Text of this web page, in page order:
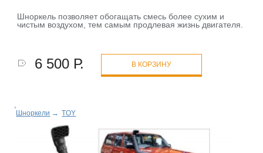
Шноркель позволяет обогащать смесь более сухим и
чистым воздухом, тем самым продлевая жизнь двигателя.
6 500 Р. В КОРЗИНУ
Шноркели → TOY